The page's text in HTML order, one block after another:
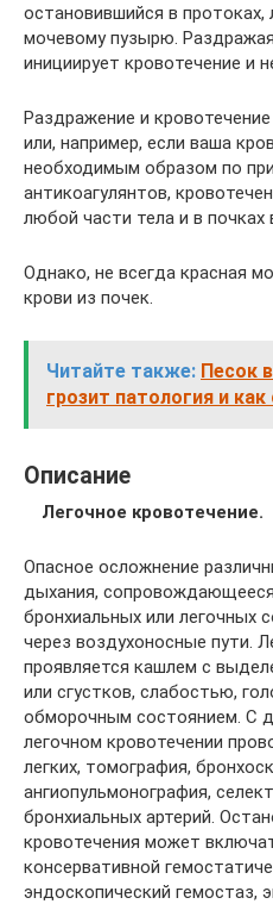
остановившийся в
мочевому пузырю.
инициирует кровотечение и
Раздражение и
или, например, если ваша
необходимым образом по
антикоагулянтов,
любой части тела и в почках
Однако, не всегда красная
крови из почек.
Читайте также: Песок
грозит патология и
Описание
Легочное кровотечение.
Опасное осложнение
дыхания,
бронхиальных или легочных
через воздухоносные пути.
проявляется кашлем с
или сгустков, слабостью,
обморочным состоянием. С
легочном кровотечении
легких, томография,
ангиопульмонография,
бронхиальных артерий.
кровотечения может
консервативной
эндоскопический гемостаз,